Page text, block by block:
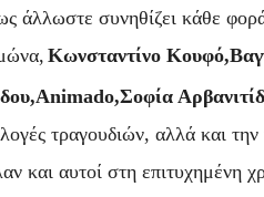
άλλωστε συνηθίζει κάθε
Κωνσταντίνο
τραγουδιών, αλλά και
και αυτοί στη επιτυχημένη